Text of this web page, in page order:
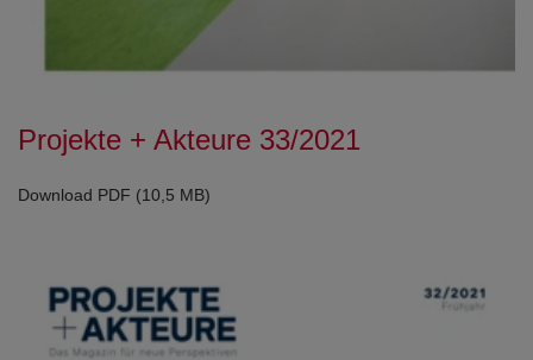
Projekte + Akteure 33/2021
Download PDF (10,5 MB)